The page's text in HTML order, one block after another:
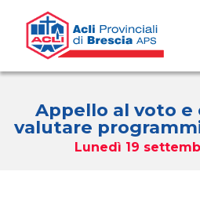
Appello al voto
valutare
Lunedì 19